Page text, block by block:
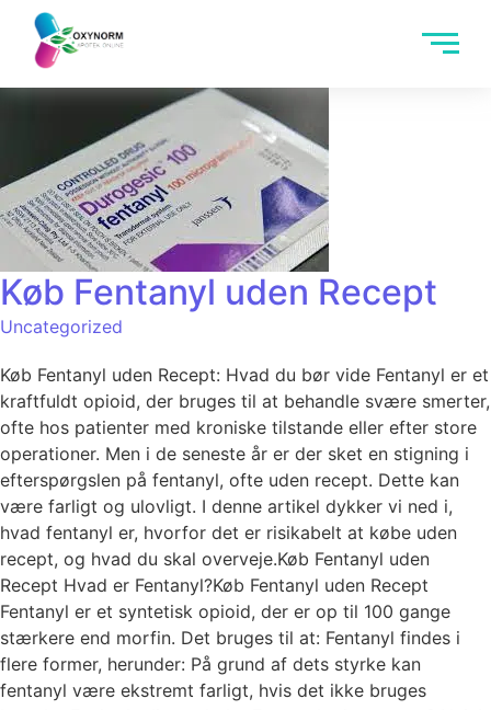
Køb Fentanyl uden Recept
Uncategorized
Køb Fentanyl uden Recept: Hvad du bør vide Fentanyl er et
kraftfuldt opioid, der bruges til at behandle svære smerter,
ofte hos patienter med kroniske tilstande eller efter store
operationer. Men i de seneste år er der sket en stigning i
efterspørgslen på fentanyl, ofte uden recept. Dette kan
være farligt og ulovligt. I denne artikel dykker vi ned i,
hvad fentanyl er, hvorfor det er risikabelt at købe uden
recept, og hvad du skal overveje.Køb Fentanyl uden
Recept Hvad er Fentanyl?Køb Fentanyl uden Recept
Fentanyl er et syntetisk opioid, der er op til 100 gange
stærkere end morfin. Det bruges til at: Fentanyl findes i
flere former, herunder: På grund af dets styrke kan
fentanyl være ekstremt farligt, hvis det ikke bruges